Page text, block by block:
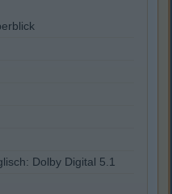
Dolby Digital 5.1